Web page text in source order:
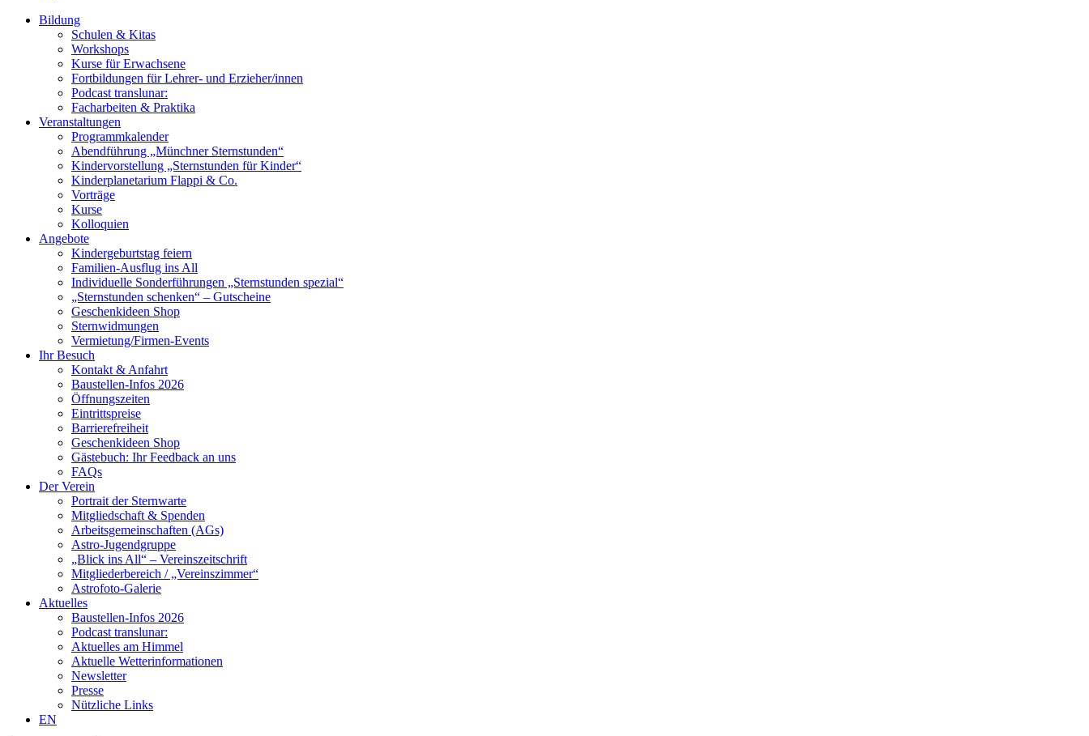
Bildung
Schulen & Kitas
Workshops
Kurse für Erwachsene
Fortbildungen für Lehrer- und Erzieher/innen
Podcast translunar:
Facharbeiten & Praktika
Veranstaltungen
Programmkalender
Abendführung „Münchner Sternstunden“
Kindervorstellung „Sternstunden für Kinder“
Kinderplanetarium Flappi & Co.
Vorträge
Kurse
Kolloquien
Angebote
Kindergeburtstag feiern
Familien-Ausflug ins All
Individuelle Sonderführungen „Sternstunden spezial“
„Sternstunden schenken“ – Gutscheine
Geschenkideen Shop
Sternwidmungen
Vermietung/Firmen-Events
Ihr Besuch
Kontakt & Anfahrt
Baustellen-Infos 2026
Öffnungszeiten
Eintrittspreise
Barrierefreiheit
Geschenkideen Shop
Gästebuch: Ihr Feedback an uns
FAQs
Der Verein
Portrait der Sternwarte
Mitgliedschaft & Spenden
Arbeitsgemeinschaften (AGs)
Astro-Jugendgruppe
„Blick ins All“ – Vereinszeitschrift
Mitgliederbereich / „Vereinszimmer“
Astrofoto-Galerie
Aktuelles
Baustellen-Infos 2026
Podcast translunar:
Aktuelles am Himmel
Aktuelle Wetterinformationen
Newsletter
Presse
Nützliche Links
EN